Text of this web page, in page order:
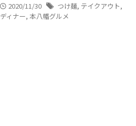
2020/11/30 つけ麺, テイクアウト,
ディナー, 本八幡グルメ